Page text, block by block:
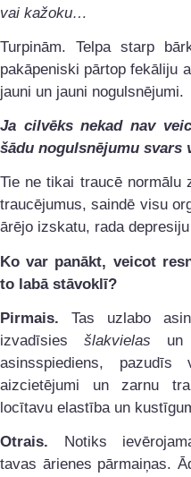
vai kažoku…
Turpinām. Telpa starp
pakāpeniski pārtop fekāliju
jauni un jauni nogulsnējumi.
Ja cilvēks nekad nav
šādu nogulsnējumu svars
Tie ne tikai traucē normālu
traucējumus, saindē visu
ārējo izskatu, rada
Ko var panākt, veicot
to labā stāvoklī?
Pirmais. Tas uzlabo
izvadīsiesšlakvielas un
asinsspiediens, pazudīs
aizcietējumi un zarnu
locītavu elastība un
Otrais. Notiks
tavas ārienes pārmaiņas.